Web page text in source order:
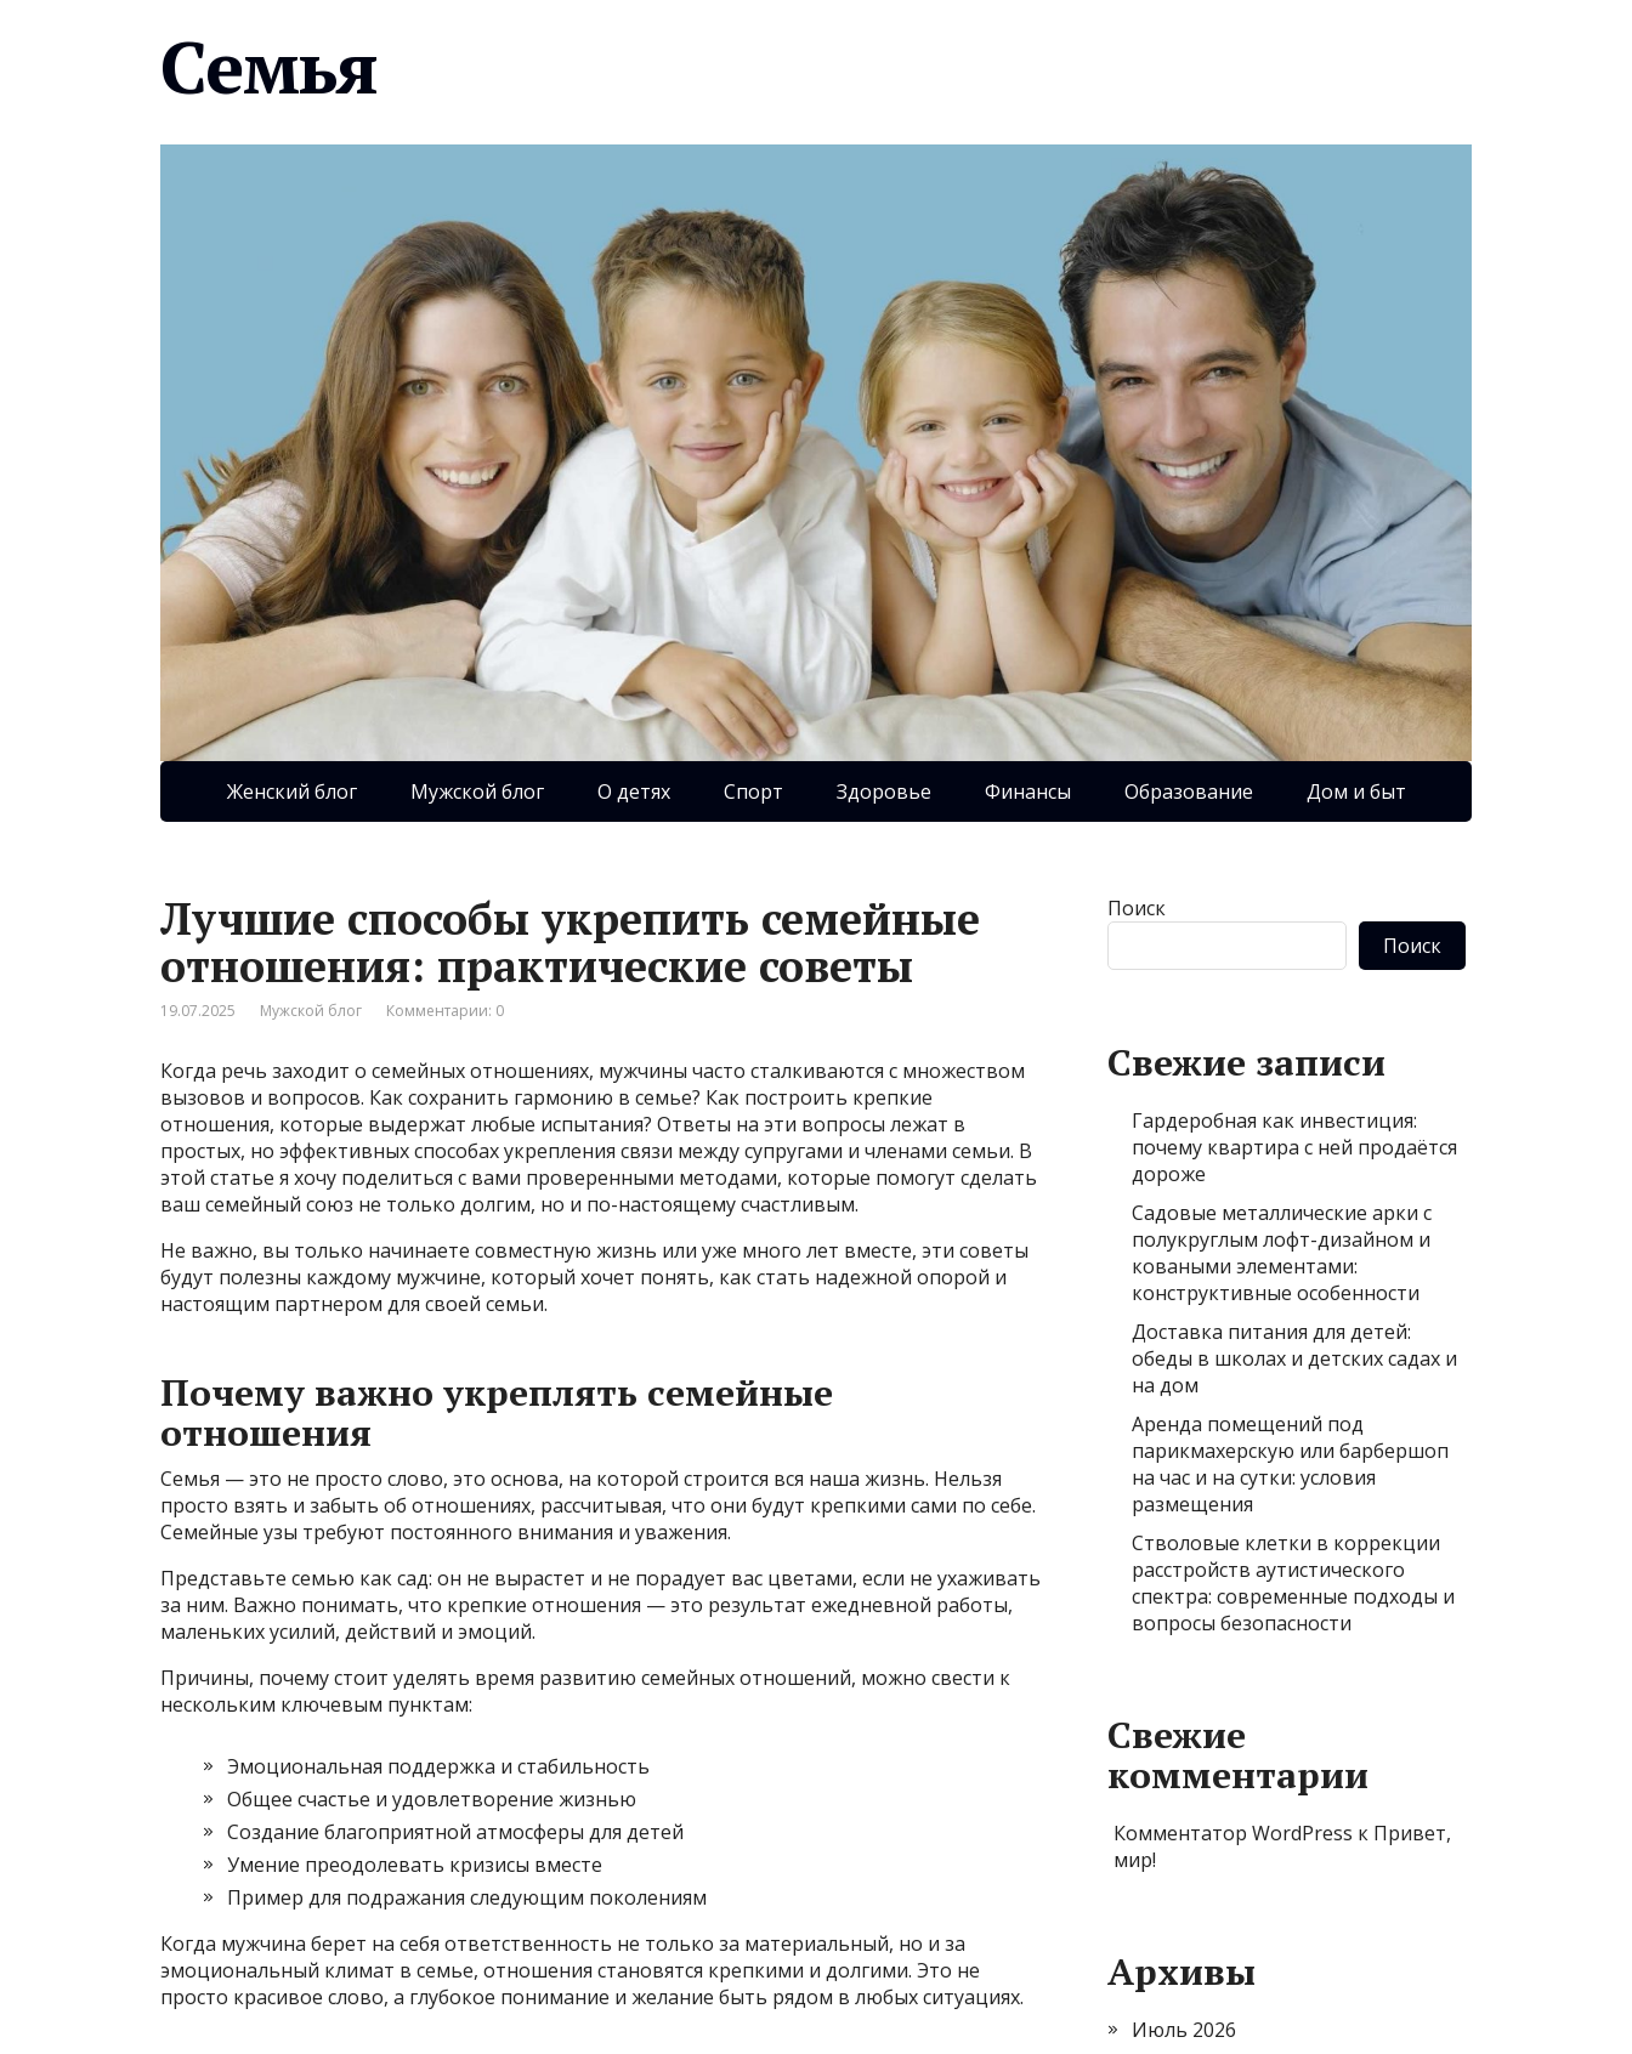
Семья
Женский блог Мужской блог О детях Спорт Здоровье Финансы Образование Дом и быт
Лучшие способы укрепить семейные
отношения: практические советы
19.07.2025 Мужской блог Комментарии: 0
Когда речь заходит о семейных отношениях, мужчины часто сталкиваются с множеством
вызовов и вопросов. Как сохранить гармонию в семье? Как построить крепкие
отношения, которые выдержат любые испытания? Ответы на эти вопросы лежат в
простых, но эффективных способах укрепления связи между супругами и членами семьи. В
этой статье я хочу поделиться с вами проверенными методами, которые помогут сделать
ваш семейный союз не только долгим, но и по-настоящему счастливым.
Не важно, вы только начинаете совместную жизнь или уже много лет вместе, эти советы
будут полезны каждому мужчине, который хочет понять, как стать надежной опорой и
настоящим партнером для своей семьи.
Почему важно укреплять семейные
отношения
Семья — это не просто слово, это основа, на которой строится вся наша жизнь. Нельзя
просто взять и забыть об отношениях, рассчитывая, что они будут крепкими сами по себе.
Семейные узы требуют постоянного внимания и уважения.
Представьте семью как сад: он не вырастет и не порадует вас цветами, если не ухаживать
за ним. Важно понимать, что крепкие отношения — это результат ежедневной работы,
маленьких усилий, действий и эмоций.
Причины, почему стоит уделять время развитию семейных отношений, можно свести к
нескольким ключевым пунктам:
Эмоциональная поддержка и стабильность
Общее счастье и удовлетворение жизнью
Создание благоприятной атмосферы для детей
Умение преодолевать кризисы вместе
Пример для подражания следующим поколениям
Когда мужчина берет на себя ответственность не только за материальный, но и за
эмоциональный климат в семье, отношения становятся крепкими и долгими. Это не
просто красивое слово, а глубокое понимание и желание быть рядом в любых ситуациях.
Поиск
Поиск
Свежие записи
Гардеробная как инвестиция:
почему квартира с ней продаётся
дороже
Садовые металлические арки с
полукруглым лофт-дизайном и
коваными элементами:
конструктивные особенности
Доставка питания для детей:
обеды в школах и детских садах и
на дом
Аренда помещений под
парикмахерскую или барбершоп
на час и на сутки: условия
размещения
Стволовые клетки в коррекции
расстройств аутистического
спектра: современные подходы и
вопросы безопасности
Свежие
комментарии
Комментатор WordPress к Привет,
мир!
Архивы
Июль 2026